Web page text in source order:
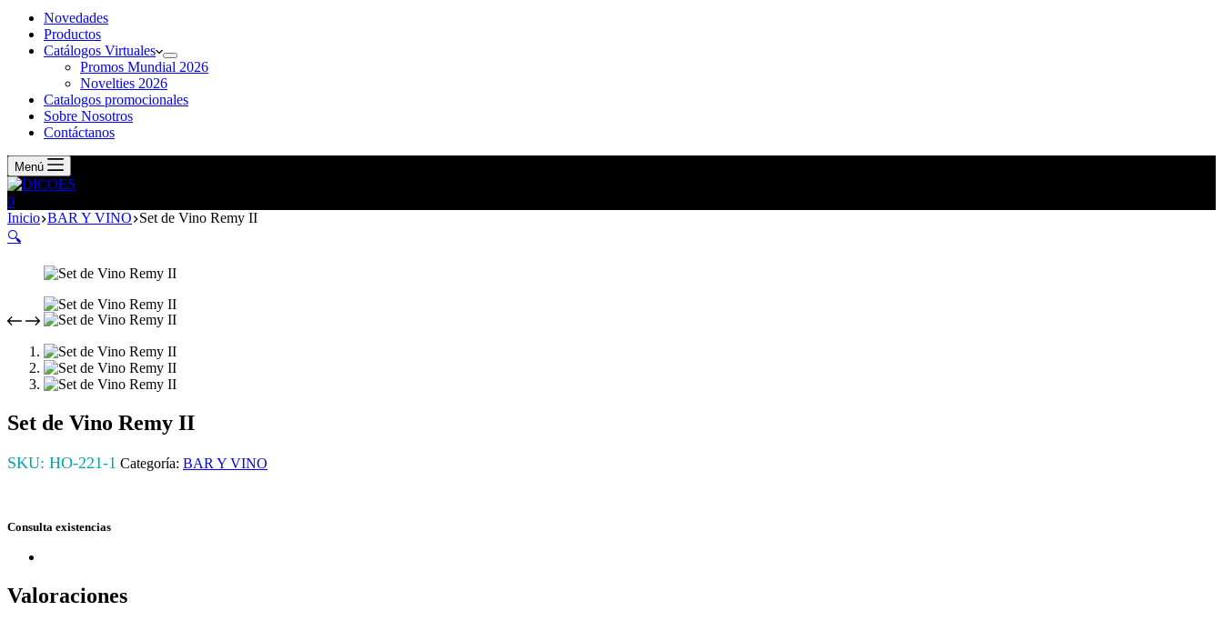
Novedades
Productos
Catálogos Virtuales
Promos Mundial 2026
Novelties 2026
Catalogos promocionales
Sobre Nosotros
Contáctanos
Menú
0
Inicio BAR Y VINO Set de Vino Remy II
🔍
Set de Vino Remy II
SKU: HO-221-1 Categoría: BAR Y VINO
Consulta existencias
Valoraciones